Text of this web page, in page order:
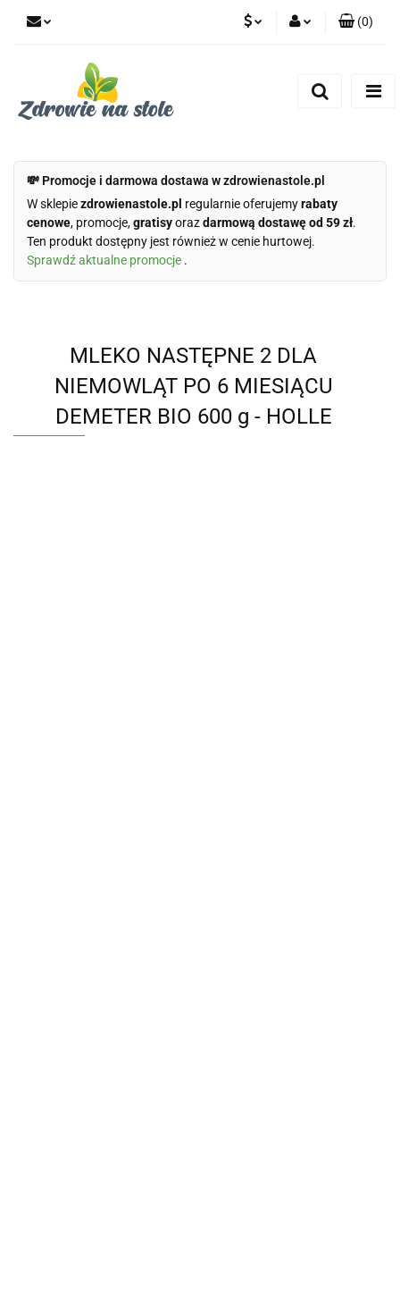
(0)
💸 Promocje i darmowa dostawa w zdrowienastole.pl
W sklepiezdrowienastole.pl regularnie oferujemyrabaty
cenowe, promocje,gratisyorazdarmową dostawę od 59 zł.
Ten produkt dostępny jest również w cenie hurtowej.
Sprawdź aktualne promocje .
MLEKO NASTĘPNE 2 DLA
NIEMOWLĄT PO 6 MIESIĄCU
DEMETER BIO 600 g - HOLLE